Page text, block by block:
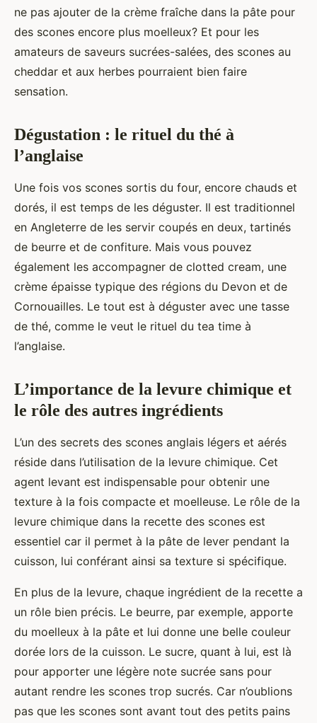
ne pas ajouter de la crème fraîche dans la pâte pour
des scones encore plus moelleux? Et pour les
amateurs de saveurs sucrées-salées, des scones au
cheddar et aux herbes pourraient bien faire
sensation.
Dégustation : le rituel du thé à
l’anglaise
Une fois vos scones sortis du four, encore chauds et
dorés, il est temps de les déguster. Il est traditionnel
en Angleterre de les servir coupés en deux, tartinés
de beurre et de confiture. Mais vous pouvez
également les accompagner de clotted cream, une
crème épaisse typique des régions du Devon et de
Cornouailles. Le tout est à déguster avec une tasse
de thé, comme le veut le rituel du tea time à
l’anglaise.
L’importance de la levure chimique et
le rôle des autres ingrédients
L’un des secrets des scones anglais légers et aérés
réside dans l’utilisation de la levure chimique. Cet
agent levant est indispensable pour obtenir une
texture à la fois compacte et moelleuse. Le rôle de la
levure chimique dans la recette des scones est
essentiel car il permet à la pâte de lever pendant la
cuisson, lui conférant ainsi sa texture si spécifique.
En plus de la levure, chaque ingrédient de la recette a
un rôle bien précis. Le beurre, par exemple, apporte
du moelleux à la pâte et lui donne une belle couleur
dorée lors de la cuisson. Le sucre, quant à lui, est là
pour apporter une légère note sucrée sans pour
autant rendre les scones trop sucrés. Car n’oublions
pas que les scones sont avant tout des petits pains